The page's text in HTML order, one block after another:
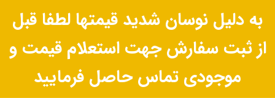
به دلیل نوسان شدید قیمتها لطفا قبل
از ثبت سفارش جهت استعلام قیمت و
موجودی تماس حاصل فرمایید